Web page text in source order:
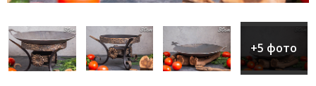
+5 фото